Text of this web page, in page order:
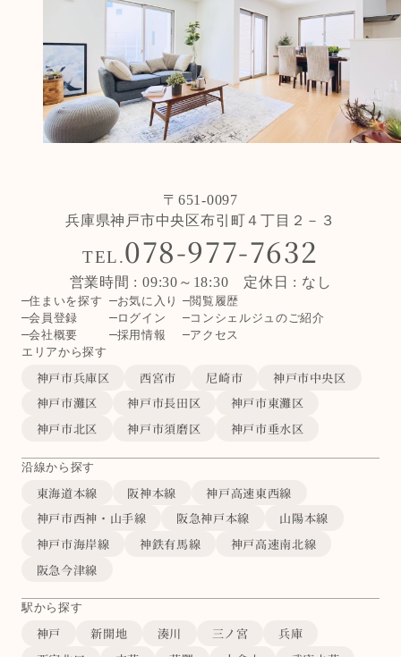
〒651-0097
兵庫県神戸市中央区布引町４丁目２－３
TEL.078-977-7632
営業時間 : 09:30～18:30 定休日 : なし
住まいを探す お気に入り
閲覧履歴
会員登録
ログイン
コンシェルジュのご紹介
会社概要
採用情報
アクセス
エリアから探す
神戸市兵庫区 西宮市 尼崎市
神戸市中央区
神戸市灘区
神戸市長田区
神戸市東灘区
神戸市北区
神戸市須磨区 神戸市垂水区
沿線から探す
東海道本線 阪神本線
神戸高速東西線
神戸市西神・山手線
阪急神戸本線
山陽本線
神戸市海岸線
神鉄有馬線
神戸高速南北線
阪急今津線
駅から探す
神戸 新開地 湊川 三ノ宮
兵庫